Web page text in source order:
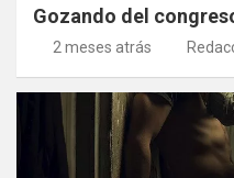
Gozando del
2 meses atrás